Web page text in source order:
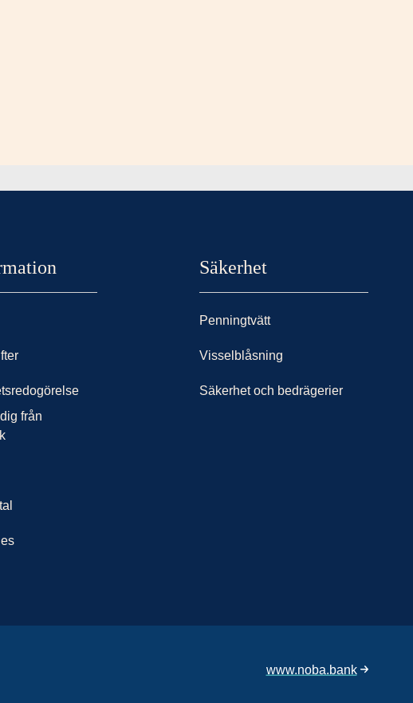
från
Säkerhet
Penningtvätt
Visselblåsning
Säkerhet och bedrägerier
www.noba.bank